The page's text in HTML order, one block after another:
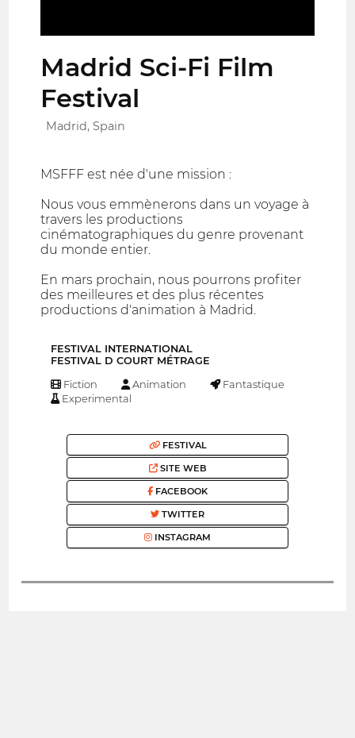
Madrid Sci-Fi Film
Festival
Madrid, Spain
MSFFF est née d'une mission :
Nous vous emmènerons dans un voyage à
travers les productions
cinématographiques du genre provenant
du monde entier.
En mars prochain, nous pourrons profiter
des meilleures et des plus récentes
productions d'animation à Madrid.
FESTIVAL INTERNATIONAL
FESTIVAL D COURT MÉTRAGE
Fiction Animation
Fantastique
Experimental
FESTIVAL
SITE WEB
FACEBOOK
TWITTER
INSTAGRAM